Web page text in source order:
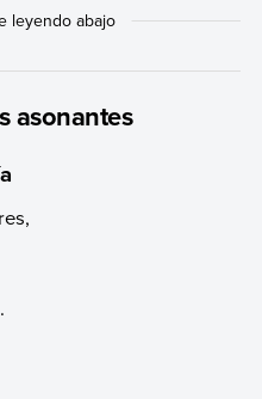
asonantes